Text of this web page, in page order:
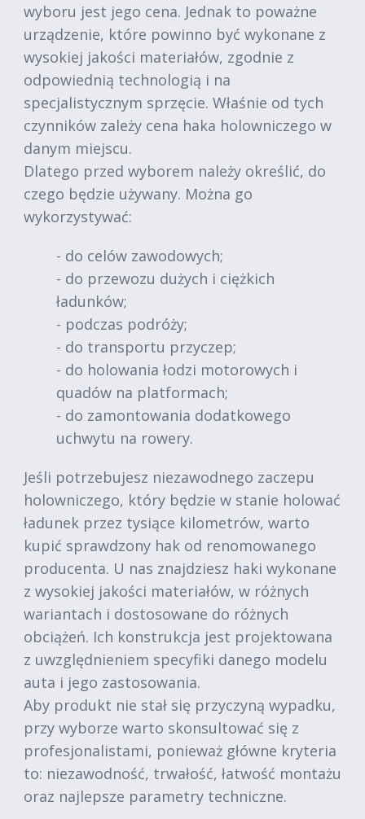
wyboru jest jego cena. Jednak to poważne
urządzenie, które powinno być wykonane z
wysokiej jakości materiałów, zgodnie z
odpowiednią technologią i na
specjalistycznym sprzęcie. Właśnie od tych
czynników zależy cena haka holowniczego w
danym miejscu.
Dlatego przed wyborem należy określić, do
czego będzie używany. Można go
wykorzystywać:
- do celów zawodowych;
- do przewozu dużych i ciężkich
ładunków;
- podczas podróży;
- do transportu przyczep;
- do holowania łodzi motorowych i
quadów na platformach;
- do zamontowania dodatkowego
uchwytu na rowery.
Jeśli potrzebujesz niezawodnego zaczepu
holowniczego, który będzie w stanie holować
ładunek przez tysiące kilometrów, warto
kupić sprawdzony hak od renomowanego
producenta. U nas znajdziesz haki wykonane
z wysokiej jakości materiałów, w różnych
wariantach i dostosowane do różnych
obciążeń. Ich konstrukcja jest projektowana
z uwzględnieniem specyfiki danego modelu
auta i jego zastosowania.
Aby produkt nie stał się przyczyną wypadku,
przy wyborze warto skonsultować się z
profesjonalistami, ponieważ główne kryteria
to: niezawodność, trwałość, łatwość montażu
oraz najlepsze parametry techniczne.